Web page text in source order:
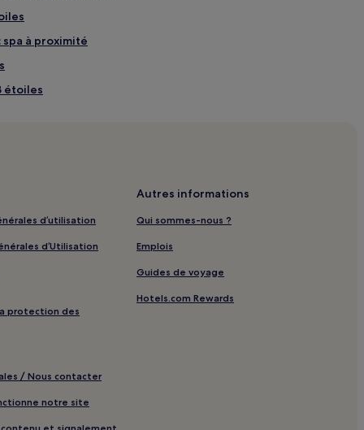
spa à proximité
étoiles
petit-déjeuner gratuit
d’utilisation
d’Utilisation
protection des
/ Nous contacter
notre site
Autres informations
Qui sommes-nous ?
Emplois
Guides de voyage
Hotels.com Rewards